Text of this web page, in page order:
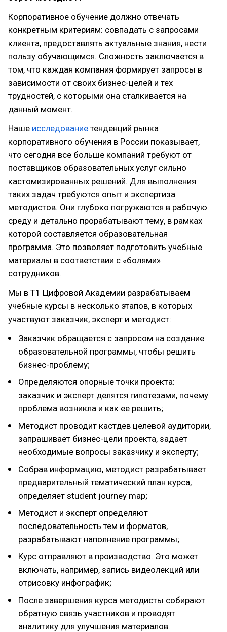
Корпоративное обучение должно отвечать
конкретным критериям: совпадать с запросами
клиента, предоставлять актуальные знания, нести
пользу обучающимся. Сложность заключается в
том, что каждая компания формирует запросы в
зависимости от своих бизнес-целей и тех
трудностей, с которыми она сталкивается на
данный момент.
Наше исследование тенденций рынка
корпоративного обучения в России показывает,
что сегодня все больше компаний требуют от
поставщиков образовательных услуг сильно
кастомизированных решений. Для выполнения
таких задач требуются опыт и экспертиза
методистов. Они глубоко погружаются в рабочую
среду и детально прорабатывают тему, в рамках
которой составляется образовательная
программа. Это позволяет подготовить учебные
материалы в соответствии с «болями»
сотрудников.
Мы в Т1 Цифровой Академии разрабатываем
учебные курсы в несколько этапов, в которых
участвуют заказчик, эксперт и методист:
Заказчик обращается с запросом на создание
образовательной программы, чтобы решить
бизнес-проблему;
Определяются опорные точки проекта:
заказчик и эксперт делятся гипотезами, почему
проблема возникла и как ее решить;
Методист проводит кастдев целевой аудитории,
запрашивает бизнес-цели проекта, задает
необходимые вопросы заказчику и эксперту;
Собрав информацию, методист разрабатывает
предварительный тематический план курса,
определяет student journey map;
Методист и эксперт определяют
последовательность тем и форматов,
разрабатывают наполнение программы;
Курс отправляют в производство. Это может
включать, например, запись видеолекций или
отрисовку инфографик;
После завершения курса методисты собирают
обратную связь участников и проводят
аналитику для улучшения материалов.